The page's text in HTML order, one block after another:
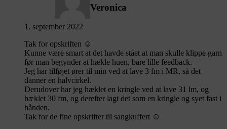
Veronica
1. september 2022
Tak for opskriften ☺️
Kunne være smart at det havde stået at man skulle klippe garn
før man begynder at hækle huen, bare lille feedback.
Jeg har tilføjet ører til min ved at lave 3 fm i MR, så det
danner en halvcirkel.
Derudover har jeg hæklet en kringle ved at lave 31 lm, og
hæklet 30 fm, og derefter lagt det som en kringle og syet fast i
hånden.
Tak for de fine opskrifter til sangkuffert ☺️